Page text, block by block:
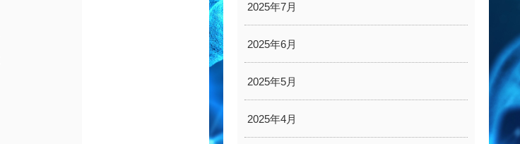
2025年7月
2025年6月
2025年5月
2025年4月